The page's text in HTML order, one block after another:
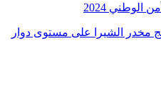
الوطني 2024
الشيرا على مستوى دوار